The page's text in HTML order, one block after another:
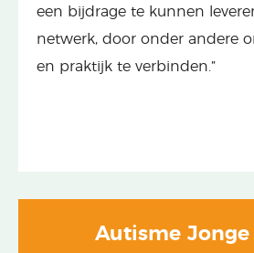
een bijdrage te kunnen
netwerk, door onder andere
en praktijk te verbinden.”
Autisme Jonge